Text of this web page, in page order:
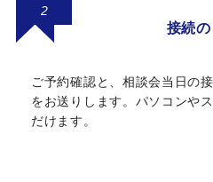
2
接続
ご予約確認と、相談会当日の
をお送りします。パソコンや
だけます。